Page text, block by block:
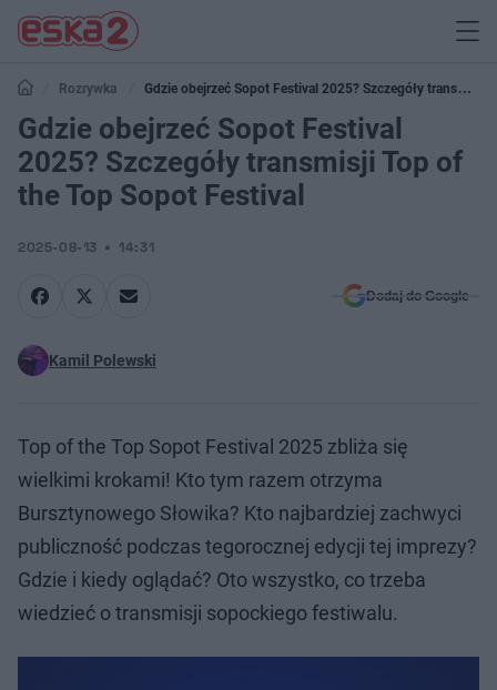
Rozrywka
Gdzie obejrzeć Sopot Festival 2025? Szczegóły transmisji
Top of the Top Sopot Festival
Gdzie obejrzeć Sopot Festival
2025? Szczegóły transmisji Top of
the Top Sopot Festival
2025-08-13 14:31
Dodaj do Google
Kamil Polewski
Top of the Top Sopot Festival 2025 zbliża się
wielkimi krokami! Kto tym razem otrzyma
Bursztynowego Słowika? Kto najbardziej zachwyci
publiczność podczas tegorocznej edycji tej imprezy?
Gdzie i kiedy oglądać? Oto wszystko, co trzeba
wiedzieć o transmisji sopockiego festiwalu.